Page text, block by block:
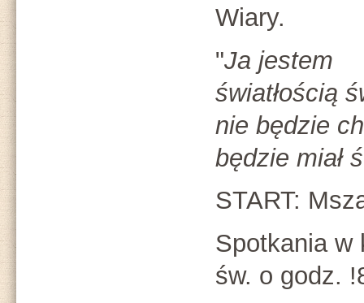
Wiary.
"Ja jestem
światłością
nie będzie
będzie miał
START:
Spotkania w
św. o godz.